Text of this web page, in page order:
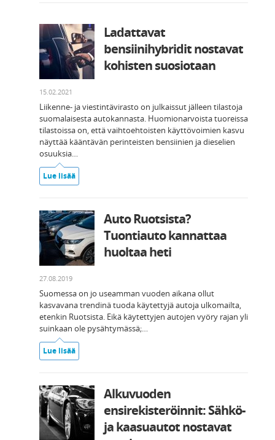
Ladattavat
bensiinihybridit nostavat
kohisten suosiotaan
15.02.2021
Liikenne- ja viestintävirasto on julkaissut jälleen tilastoja
suomalaisesta autokannasta. Huomionarvoista tuoreissa
tilastoissa on, että vaihtoehtoisten käyttövoimien kasvu
näyttää kääntävän perinteisten bensiinien ja dieselien
osuuksia…
Lue lisää
Auto Ruotsista?
Tuontiauto kannattaa
huoltaa heti
27.08.2019
Suomessa on jo useamman vuoden aikana ollut
kasvavana trendinä tuoda käytettyjä autoja ulkomailta,
etenkin Ruotsista. Eikä käytettyjen autojen vyöry rajan yli
suinkaan ole pysähtymässä;…
Lue lisää
Alkuvuoden
ensirekisteröinnit: Sähkö-
ja kaasuautot nostavat